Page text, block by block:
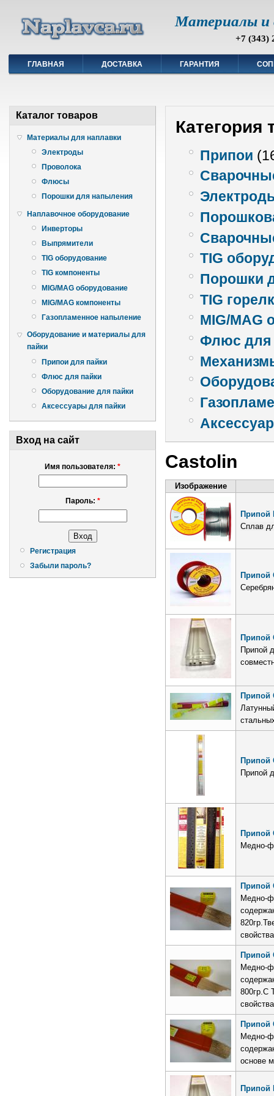
Материалы и
+7 (343)
ГЛАВНАЯ ДОСТАВКА ГАРАНТИЯ
Каталог товаров
Материалы для наплавки
Электроды
Проволока
Флюсы
Порошки для напыления
Наплавочное оборудование
Инверторы
Выпрямители
TIG оборудование
TIG компоненты
MIG/MAG оборудование
MIG/MAG компоненты
Газопламенное напыление
Оборудование и материалы для
пайки
Припои для пайки
Флюс для пайки
Оборудование для пайки
Аксессуары для пайки
Вход на сайт
Имя пользователя: *
Пароль: *
Регистрация
Забыли пароль?
Категория
Припои
TIG
Порошки
TIG
MIG/MAG
Флюс для
Castolin
Изображение
Припой
Сплав
Припой
Припой
Припой
Припой
Припой
Припой
Припой
Медно-
Припой
Медно-
Припой
Медно-
800гр.С
Припой
Медно-
основе
Припой